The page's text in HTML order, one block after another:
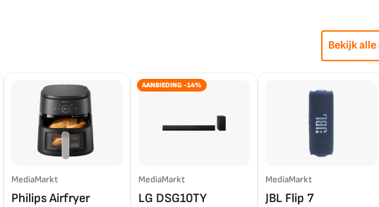
Bekijk alle
MediaMarkt
Philips Airfryer
AANBIEDING -14%
MediaMarkt
LG DSG10TY
MediaMarkt
JBL Flip 7